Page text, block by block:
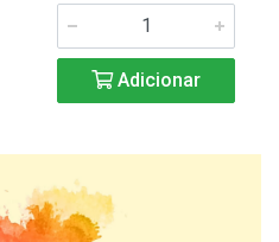
Adicionar